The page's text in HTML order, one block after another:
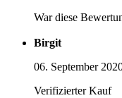
War diese
Birgit
06. September
Verifizierter Kauf